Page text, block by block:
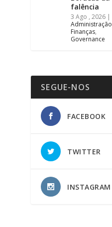
falência
3 Ago , 2026 |
Administração
Finanças,
Governance
SEGUE-NOS
FACEBOOK
TWITTER
INSTAGRAM